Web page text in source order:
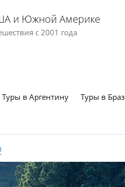
и Южной Америке
с 2001 года
Туры в Аргентину Туры в